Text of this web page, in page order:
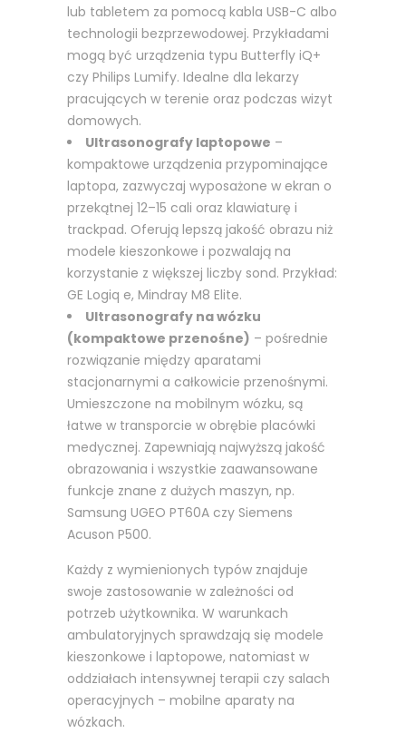
lub tabletem za pomocą kabla USB-C albo
technologii bezprzewodowej. Przykładami
mogą być urządzenia typu Butterfly iQ+
czy Philips Lumify. Idealne dla lekarzy
pracujących w terenie oraz podczas wizyt
domowych.
Ultrasonografy laptopowe –
kompaktowe urządzenia przypominające
laptopa, zazwyczaj wyposażone w ekran o
przekątnej 12–15 cali oraz klawiaturę i
trackpad. Oferują lepszą jakość obrazu niż
modele kieszonkowe i pozwalają na
korzystanie z większej liczby sond. Przykład:
GE Logiq e, Mindray M8 Elite.
Ultrasonografy na wózku
(kompaktowe przenośne) – pośrednie
rozwiązanie między aparatami
stacjonarnymi a całkowicie przenośnymi.
Umieszczone na mobilnym wózku, są
łatwe w transporcie w obrębie placówki
medycznej. Zapewniają najwyższą jakość
obrazowania i wszystkie zaawansowane
funkcje znane z dużych maszyn, np.
Samsung UGEO PT60A czy Siemens
Acuson P500.
Każdy z wymienionych typów znajduje
swoje zastosowanie w zależności od
potrzeb użytkownika. W warunkach
ambulatoryjnych sprawdzają się modele
kieszonkowe i laptopowe, natomiast w
oddziałach intensywnej terapii czy salach
operacyjnych – mobilne aparaty na
wózkach.